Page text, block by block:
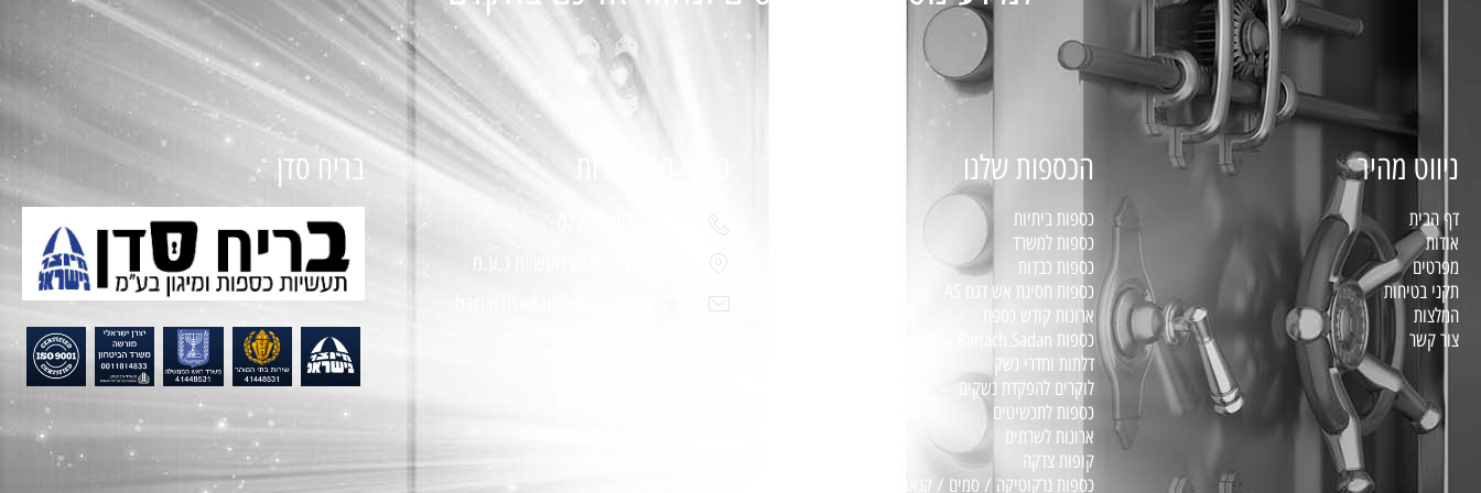
ניווט מהיר
דף הבית
אודות
מפרטים
תקני בטיחות
המלצות
צור קשר
הכספות שלנו
כספות ביתיות
כספות למשרד
כספות כבדות
כספות חסינת אש דגם AS
ארונות קודש כספת
כספות Bariach Sadan – סדרת BS
דלתות וחדרי נשק
לוקרים להפקדת נשקים
כספות לתכשיטים
ארונות לשרתים
קופות צדקה
כספות נרקוטיקה / סמים / קנאביס
בריח סדן